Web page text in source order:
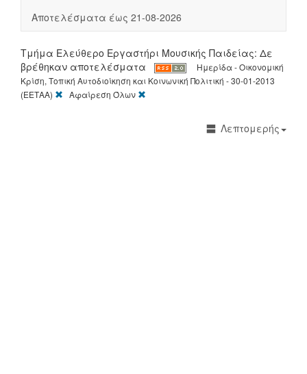
Αποτελέσματα έως 21-08-2026
Τμήμα Ελεύθερο Εργαστήρι Μουσικής Παιδείας: Δε
βρέθηκαν αποτελέσματα
Ημερίδα - Οικονομική
Κρίση, Τοπική Αυτοδιοίκηση και Κοινωνική Πολιτική - 30-01-2013
(ΕΕΤΑΑ)
[X]Αφαίρεση Όλων
Λεπτομερής